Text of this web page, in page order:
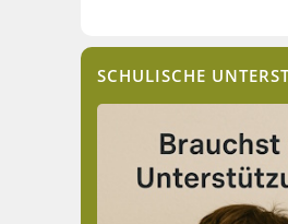
SCHULISCHE